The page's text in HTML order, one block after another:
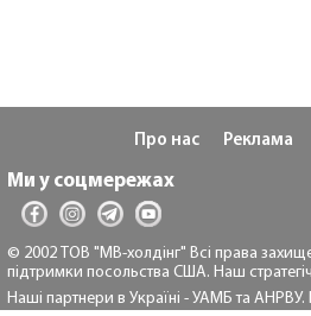
Про нас Реклама
Ми у соцмережах
© 2002 ТОВ "МВ-холдінг" Всі права
підтримки посольства США. Наш
Наші партнери в Україні - УАМБ та